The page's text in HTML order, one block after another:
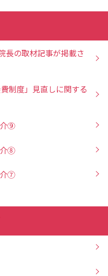
長の取材記事が掲載さ
制度」見直しに関する
介⑨
介⑧
介⑦